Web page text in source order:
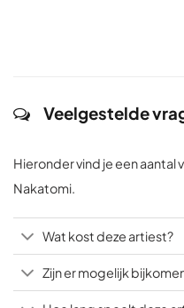
Veelgestelde
Hieronder vind je een
Nakatomi.
Wat kost deze artiest?
Zijn er mogelijk